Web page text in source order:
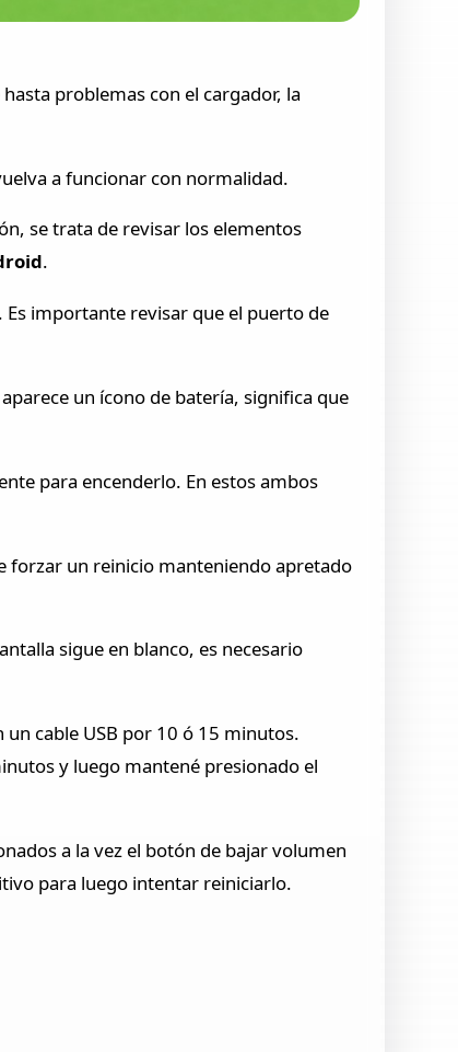
problemas con el cargador, la
a funcionar con normalidad.
se trata de revisar los elementos
.
importante revisar que el puerto de
un ícono de batería, significa que
para encenderlo. En estos ambos
forzar un reinicio manteniendo apretado
sigue en blanco, es necesario
cable USB por 10 ó 15 minutos.
y luego mantené presionado el
a la vez el botón de bajar volumen
para luego intentar reiniciarlo.